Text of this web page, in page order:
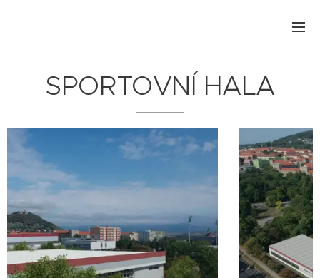
SPORTOVNÍ HALA